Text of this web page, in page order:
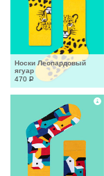
Носки Леопардовый
ягуар
470 Р